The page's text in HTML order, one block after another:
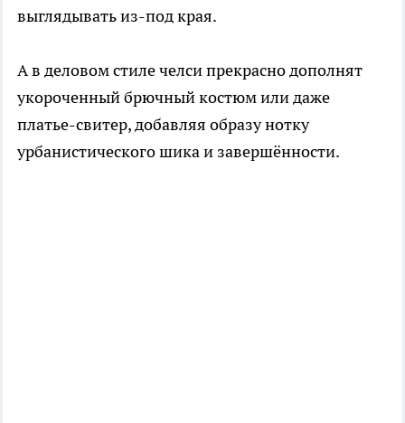
выглядывать из-под края.
А в деловом стиле челси прекрасно дополнят
укороченный брючный костюм или даже
платье-свитер, добавляя образу нотку
урбанистического шика и завершённости.